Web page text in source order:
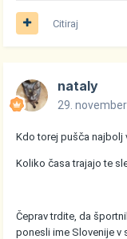
Citiraj
nataly
29.
Kdo torej pušča najbolj
Koliko časa trajajo te
Čeprav trdite, da
ponesli ime Slovenije v